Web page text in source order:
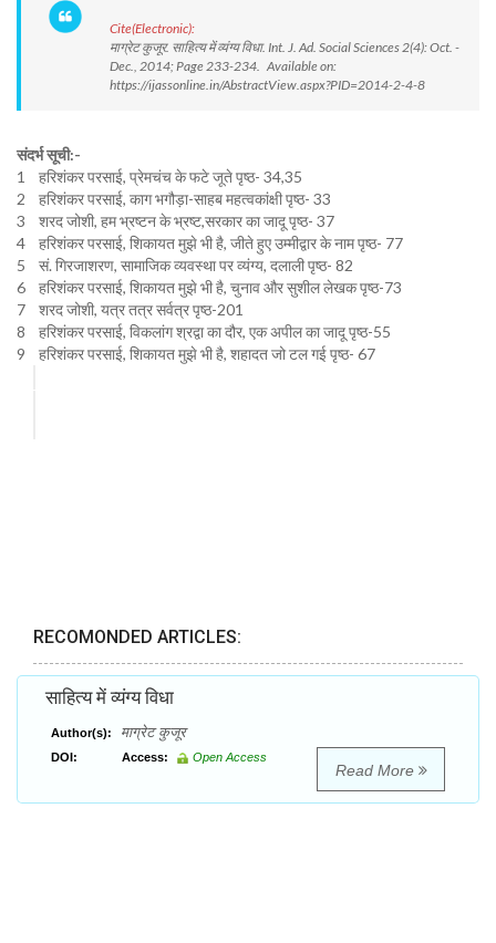
Cite(Electronic):
माग्रेट कुजूर. साहित्य में व्यंग्य विधा. Int. J. Ad. Social Sciences 2(4): Oct. -
Dec., 2014; Page 233-234. Available on:
https://ijassonline.in/AbstractView.aspx?PID=2014-2-4-8
संदर्भ सूची:-
1 हरिशंकर परसाई, प्रेमचंच के फटे जूते पृष्ठ- 34,35
2 हरिशंकर परसाई, काग भगौड़ा-साहब महत्वकांक्षी पृष्ठ- 33
3 शरद जोशी, हम भ्रष्टन के भ्रष्ट,सरकार का जादू पृष्ठ- 37
4 हरिशंकर परसाई, शिकायत मुझे भी है, जीते हुए उम्मीद्वार के नाम पृष्ठ- 77
5 सं. गिरजाशरण, सामाजिक व्यवस्था पर व्यंग्य, दलाली पृष्ठ- 82
6 हरिशंकर परसाई, शिकायत मुझे भी है, चुनाव और सुशील लेखक पृष्ठ-73
7 शरद जोशी, यत्र तत्र सर्वत्र पृष्ठ-201
8 हरिशंकर परसाई, विकलांग श्रद्वा का दौर, एक अपील का जादू पृष्ठ-55
9 हरिशंकर परसाई, शिकायत मुझे भी है, शहादत जो टल गई पृष्ठ- 67
RECOMONDED ARTICLES:
साहित्य में व्यंग्य विधा
Author(s): माग्रेट कुजूर
DOI: Access: Open Access
Read More